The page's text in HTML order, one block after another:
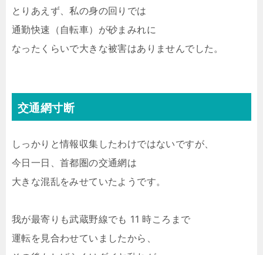
とりあえず、私の身の回りでは
通勤快速（自転車）が砂まみれに
なったくらいで大きな被害はありませんでした。
交通網寸断
しっかりと情報収集したわけではないですが、
今日一日、首都圏の交通網は
大きな混乱をみせていたようです。
我が最寄りも武蔵野線でも 11 時ころまで
運転を見合わせていましたから、